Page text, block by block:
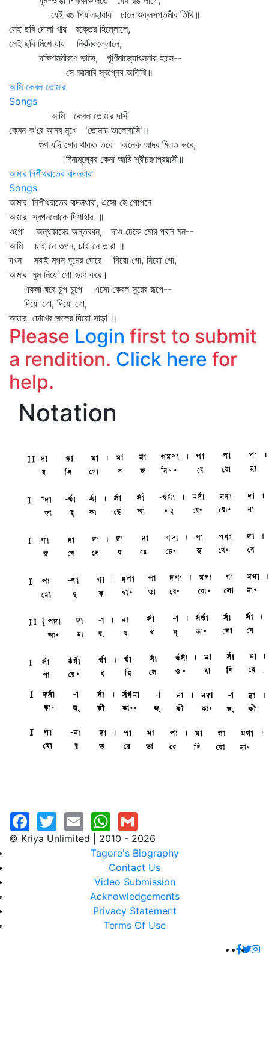
যেই রঙ পিয়ালছায়ায় ঢালে শুক্লসপ্তমীর তিথি॥
সেই ছবি দোলা খায় রক্তের হিল্লোলে,
সেই ছবি মিশে যায় নির্ঝরকল্লোলে,
দক্ষিণসমীরণে ভাসে, পূর্ণিমাজ্যোৎস্নায় হাসে--
সে আমারি স্বপ্নের অতিথি॥
আমি কেবল তোমার
Songs
আমি কেবল তোমার দাসী
কেমন ক'রে আনব মুখে 'তোমায় ভালোবাসি'॥
গুণ যদি মোর থাকত তবে অনেক আদর মিলত ভবে,
বিনামূল্যের কেনা আমি শ্রীচরণপ্রয়াসী॥
আমার নিশীথরাতের বাদলধারা
Songs
আমার নিশীথরাতের বাদলধারা, এসো হে গোপনে
আমার স্বপনলোকে দিশাহারা ॥
ওগো অন্ধকারের অন্তরধন, দাও ঢেকে মোর পরান মন--
আমি চাই নে তপন, চাই নে তারা ॥
যখন সবাই মগন ঘুমের ঘোরে নিয়ো গো, নিয়ো গো,
আমার ঘুম নিয়ো গো হরণ করে।
একলা ঘরে চুপ চুপে এসো কেবল সুরের রূপে--
দিয়ো গো, দিয়ো গো,
আমার চোখের জলের দিয়ো সাড়া ॥
Please Login first to submit
a rendition. Click here for
help.
Notation
© Kriya Unlimited | 2010 - 2026
Tagore's Biography
Contact Us
Video Submission
Acknowledgements
Privacy Statement
Terms Of Use